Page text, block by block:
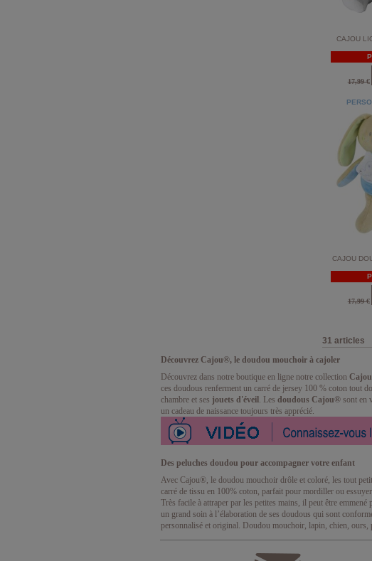
CAJOU
17,99 €
CAJOU
17,99 €
31 articles
Découvrez Cajou®, le doudou mouchoir à cajoler
Découvrez dans notre boutique en ligne notre collection
ces doudous renferment un carré de jersey 100 % coton tout
chambre et ses jouets d'éveil . Les doudous Cajou® sont en
un cadeau de naissance toujours très apprécié.
Des peluches doudou pour accompagner votre enfant
Avec Cajou®, le doudou mouchoir drôle et coloré, les tout
carré de tissu en 100% coton, parfait pour mordiller ou
Très facile à attraper par les petites mains, il peut être
un grand soin à l’élaboration de ses doudous qui sont
personnalisé et original. Doudou mouchoir, lapin, chien, ours,